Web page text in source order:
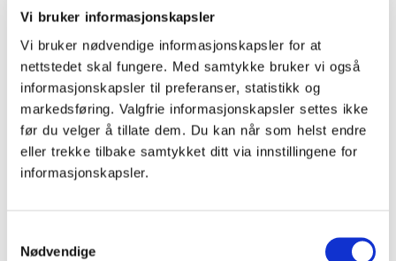
Vi bruker informasjonskapsler
Vi bruker nødvendige informasjonskapsler for at
nettstedet skal fungere. Med samtykke bruker vi også
informasjonskapsler til preferanser, statistikk og
markedsføring. Valgfrie informasjonskapsler settes ikke
før du velger å tillate dem. Du kan når som helst endre
eller trekke tilbake samtykket ditt via innstillingene for
informasjonskapsler.
Nødvendige
Månedens Mentor - Oktober 2019